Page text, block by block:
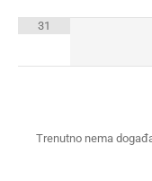
31
Trenutno nema